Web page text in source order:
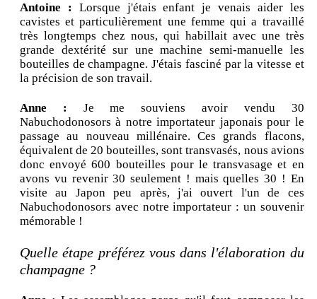
Antoine : Lorsque j'étais enfant je venais aider les
cavistes et particulièrement une femme qui a travaillé
très longtemps chez nous, qui habillait avec une très
grande dextérité sur une machine semi-manuelle les
bouteilles de champagne. J'étais fasciné par la vitesse et
la précision de son travail.
Anne : Je me souviens avoir vendu 30
Nabuchodonosors à notre importateur japonais pour le
passage au nouveau millénaire. Ces grands flacons,
équivalent de 20 bouteilles, sont transvasés, nous avions
donc envoyé 600 bouteilles pour le transvasage et en
avons vu revenir 30 seulement ! mais quelles 30 ! En
visite au Japon peu après, j'ai ouvert l'un de ces
Nabuchodonosors avec notre importateur : un souvenir
mémorable !
Quelle étape préférez vous dans l'élaboration du
champagne ?